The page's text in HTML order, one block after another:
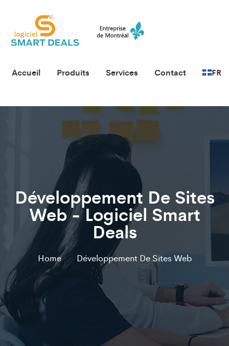
Accueil Produits Services Contact FR
Développement De Sites
Web - Logiciel Smart
Deals
Home Développement De Sites Web